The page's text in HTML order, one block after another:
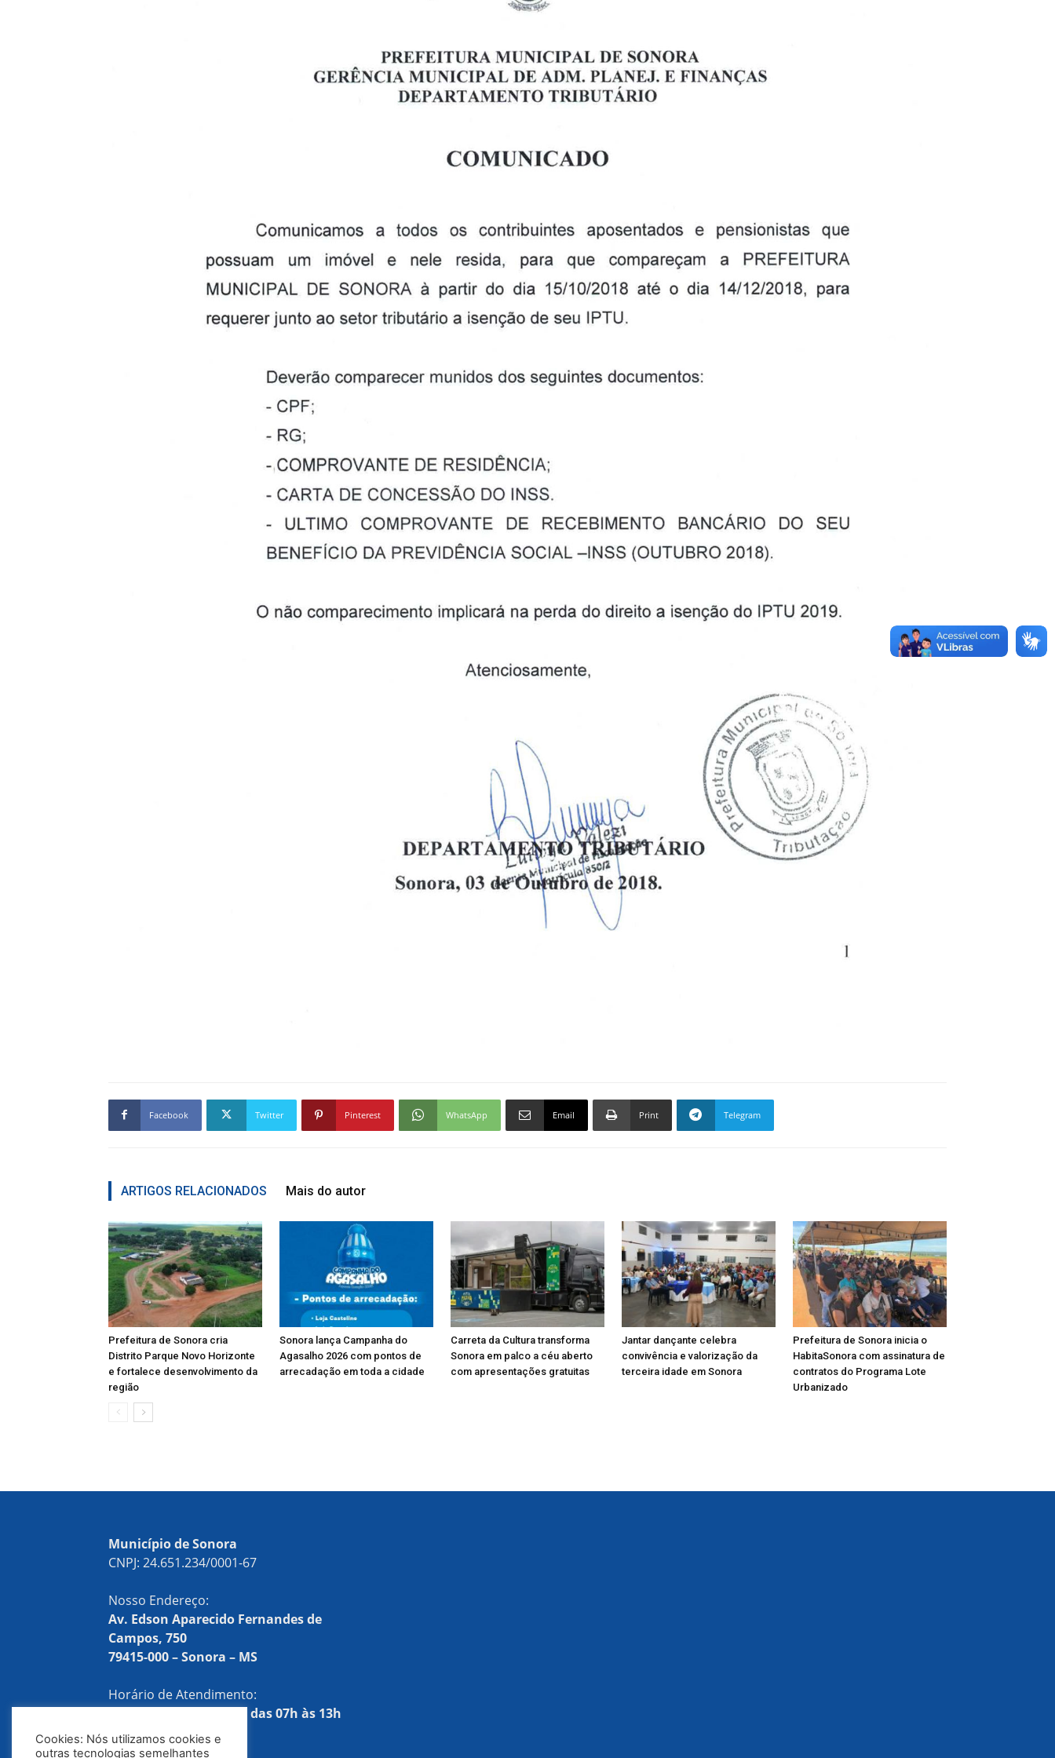
Facebook Twitter Pinterest WhatsApp Email Print Telegram
ARTIGOS RELACIONADOS Mais do autor
Prefeitura de Sonora cria
Distrito Parque Novo Horizonte
e fortalece desenvolvimento da
região
Sonora lança Campanha do
Agasalho 2026 com pontos de
arrecadação em toda a cidade
Carreta da Cultura transforma
Sonora em palco a céu aberto
com apresentações gratuitas
Jantar dançante celebra
convivência e valorização da
terceira idade em Sonora
Prefeitura de Sonora inicia o
HabitaSonora com assinatura de
contratos do Programa Lote
Urbanizado
Município de Sonora
CNPJ: 24.651.234/0001-67
Nosso Endereço:
Av. Edson Aparecido Fernandes de
Campos, 750
79415-000 – Sonora – MS
Horário de Atendimento:
Segunda a sexta-feira, das 07h às 13h
Telefones:
Cookies: Nós utilizamos cookies e
outras tecnologias semelhantes